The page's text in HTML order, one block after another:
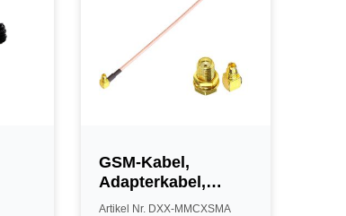
GSM-Kabel,
Adapterkabel,
MMCX-Anschluss
Artikel Nr. DXX-MMCXSMA